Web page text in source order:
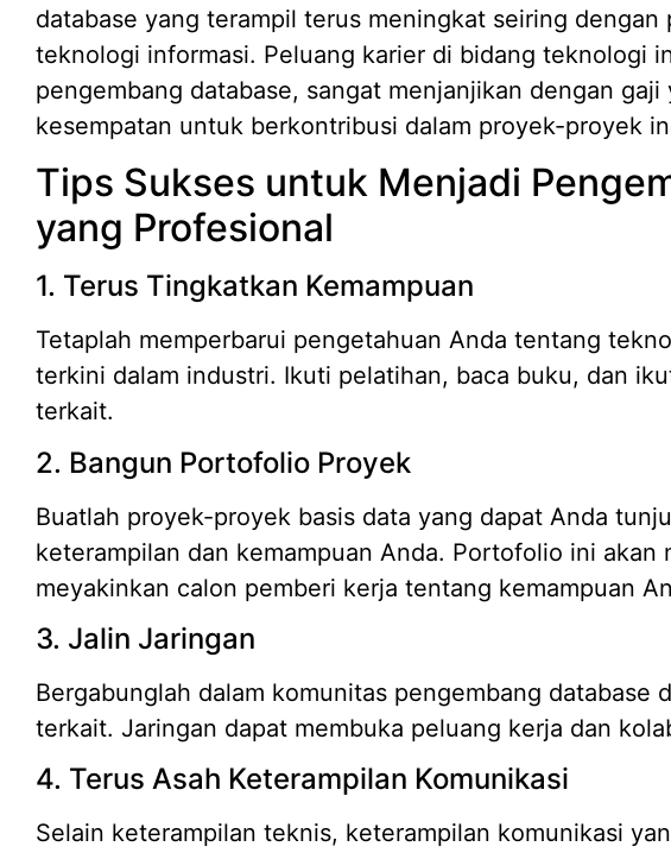
database yang terampil terus meningkat seiring
teknologi informasi. Peluang karier di bidang teknologi
pengembang database, sangat menjanjikan dengan
kesempatan untuk berkontribusi dalam proyek-proyek
Tips Sukses untuk Menjadi
yang Profesional
1. Terus Tingkatkan Kemampuan
Tetaplah memperbarui pengetahuan Anda tentang
terkini dalam industri. Ikuti pelatihan, baca buku, dan
terkait.
2. Bangun Portofolio Proyek
Buatlah proyek-proyek basis data yang dapat Anda
keterampilan dan kemampuan Anda. Portofolio ini akan
meyakinkan calon pemberi kerja tentang kemampuan
3. Jalin Jaringan
Bergabunglah dalam komunitas pengembang database
terkait. Jaringan dapat membuka peluang kerja dan
4. Terus Asah Keterampilan Komunikasi
Selain keterampilan teknis, keterampilan komunikasi